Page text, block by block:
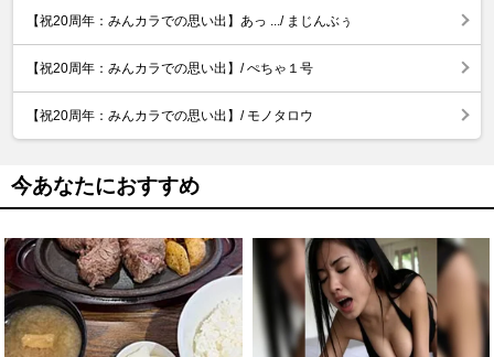
【祝20周年：みんカラでの思い出】あっ .../ まじんぶぅ
【祝20周年：みんカラでの思い出】/ ぺちゃ１号
【祝20周年：みんカラでの思い出】/ モノタロウ
今あなたにおすすめ